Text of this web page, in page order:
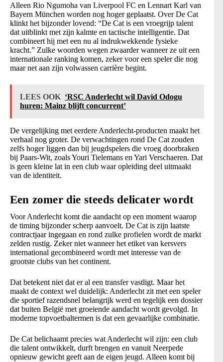
Alleen Rio Ngumoha van Liverpool FC en Lennart Karl van
Bayern München worden nog hoger geplaatst. Over De Cat
klinkt het bijzonder lovend: “De Cat is een vroegrijp talent
dat uitblinkt met zijn kalmte en tactische intelligentie. Dat
combineert hij met een nu al indrukwekkende fysieke
kracht.” Zulke woorden wegen zwaarder wanneer ze uit een
internationale ranking komen, zeker voor een speler die nog
maar net aan zijn volwassen carrière begint.
LEES OOK ‘RSC Anderlecht wil David Odogu
huren: Mainz blijft concurrent’
De vergelijking met eerdere Anderlecht-producten maakt het
verhaal nog groter. De verwachtingen rond De Cat zouden
zelfs hoger liggen dan bij jeugdspelers die vroeg doorbraken
bij Paars-Wit, zoals Youri Tielemans en Yari Verschaeren. Dat
is geen kleine lat in een club waar opleiding deel uitmaakt
van de identiteit.
Een zomer die steeds delicater wordt
Voor Anderlecht komt die aandacht op een moment waarop
de timing bijzonder scherp aanvoelt. De Cat is zijn laatste
contractjaar ingegaan en rond zulke profielen wordt de markt
zelden rustig. Zeker niet wanneer het etiket van kersvers
international gecombineerd wordt met interesse van de
grootste clubs van het continent.
Dat betekent niet dat er al een transfer vastligt. Maar het
maakt de context wel duidelijk: Anderlecht zit met een speler
die sportief razendsnel belangrijk werd en tegelijk een dossier
dat buiten België met groeiende aandacht wordt gevolgd. In
moderne topvoetbaltermen is dat een gevaarlijke combinatie.
De Cat belichaamt precies wat Anderlecht wil zijn: een club
die talent ontwikkelt, durft brengen en vanuit Neerpede
opnieuw gewicht geeft aan de eigen jeugd. Alleen komt bij